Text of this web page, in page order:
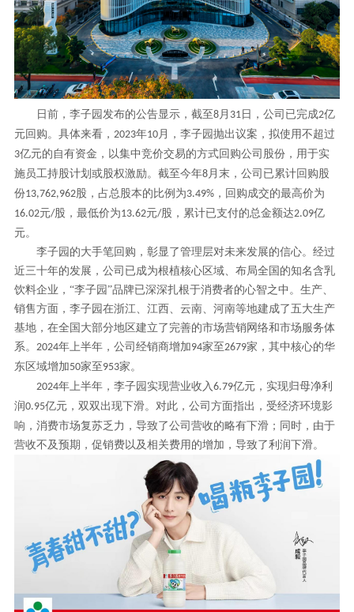
日前，李子园发布的公告显示，截至8月 31日，公司已完成2亿
元回购。具体来看， 2023年10月，李子园抛出议案，拟使用不超过
3亿元的自有资金，以集中竞价交易的方式回购公司股份，用于实
施员工持股计划或股权激励。截至今年8月末，公司已累计回购股
份13,762,962股，占总股本的比例为3.49%，回购成交的最高价为
16.02元/股，最低价为13.62元/股，累计已支付的总金额达2.09亿
元。
李子园的大手笔回购，彰显了管理层对未来发展的信心。经过
近三十年的发展，公司已成为根植核心区域、布局全国的知名含乳
饮料企业， “李子园”品牌已深深扎根于消费者的心智之中。生产、
销售方面，李子园在浙江、江西、云南、河南等地建成了五大生产
基地，在全国大部分地区建立了完善的市场营销网络和市场服务体
系。 2024年上半年，公司经销商增加94家至2679家，其中核心的华
东区域增加50家至953家。
2024年上半年，李子园实现营业收入 6.79亿元，实现归母净利
润0.95亿元，双双出现下滑。对此，公司方面指出，受经济环境影
响，消费市场复苏乏力，导致了公司营收的略有下滑；同时，由于
营收不及预期，促销费以及相关费用的增加，导致了利润下滑。